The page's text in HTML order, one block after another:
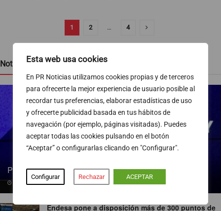
Esta web usa cookies
En PR Noticias utilizamos cookies propias y de terceros
para ofrecerte la mejor experiencia de usuario posible al
recordar tus preferencias, elaborar estadísticas de uso
y ofrecerte publicidad basada en tus hábitos de
navegación (por ejemplo, páginas visitadas). Puedes
aceptar todas las cookies pulsando en el botón
“Aceptar” o configurarlas clicando en "Configurar".
Configurar Rechazar ACEPTAR
1 2 … 4
Noticias recientes
Pedro Blanco gana peso en la SER
Endesa pone a disposición más de 300 puntos de